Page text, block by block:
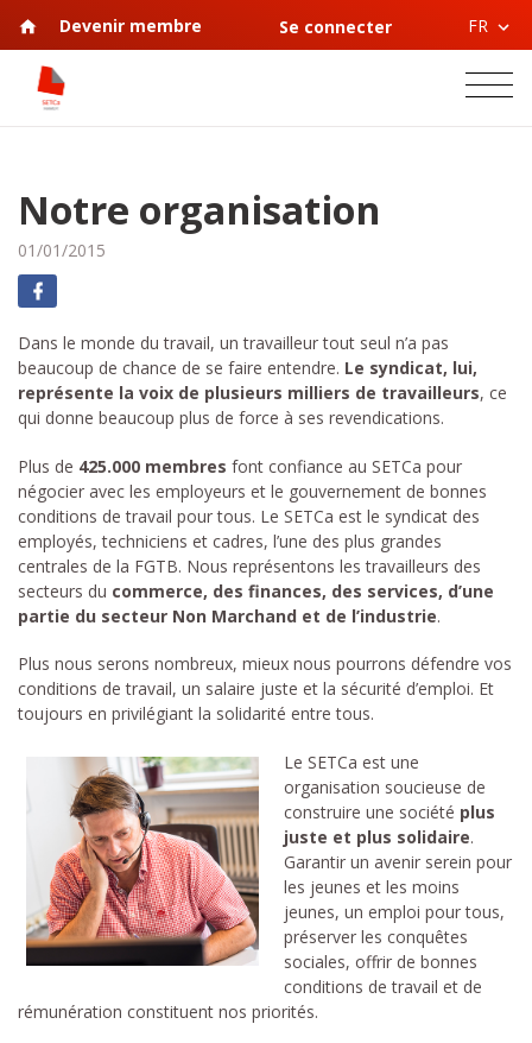
Devenir membre Se connecter FR
Notre organisation
01/01/2015
Dans le monde du travail, un travailleur tout seul n’a pas
beaucoup de chance de se faire entendre. Le syndicat, lui,
représente la voix de plusieurs milliers de travailleurs, ce
qui donne beaucoup plus de force à ses revendications.
Plus de 425.000 membres font confiance au SETCa pour
négocier avec les employeurs et le gouvernement de bonnes
conditions de travail pour tous. Le SETCa est le syndicat des
employés, techniciens et cadres, l’une des plus grandes
centrales de la FGTB. Nous représentons les travailleurs des
secteurs du commerce, des finances, des services, d’une
partie du secteur Non Marchand et de l’industrie.
Plus nous serons nombreux, mieux nous pourrons défendre vos
conditions de travail, un salaire juste et la sécurité d’emploi. Et
toujours en privilégiant la solidarité entre tous.
Le SETCa est une
organisation soucieuse de
construire une société plus
juste et plus solidaire.
Garantir un avenir serein pour
les jeunes et les moins
jeunes, un emploi pour tous,
préserver les conquêtes
sociales, offrir de bonnes
conditions de travail et de
rémunération constituent nos priorités.